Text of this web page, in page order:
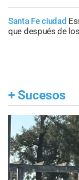
Santa Fe ciudad
que después de
+ Sucesos